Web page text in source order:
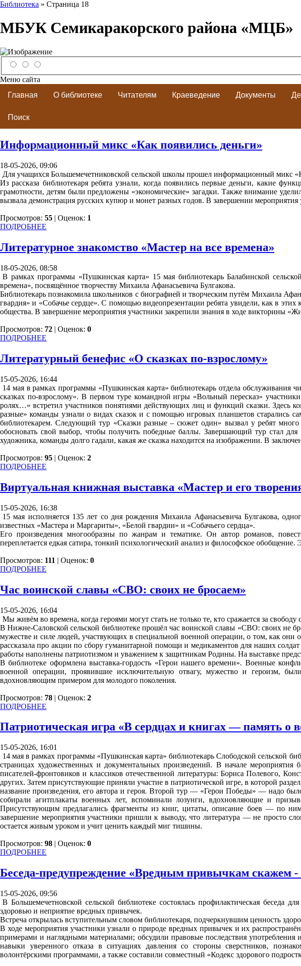
Библиотека » Страница 18
МБУК Семикаракорского района «МЦБ»
Меню сайта
Главная
О библиотеке Читателям Краеведение Документы
Поиск
Информационный микс «Как появились деньги»
18-05-2026, 09:06
Для учащихся Большемечетниковской сельской школы прошел информационный микс
Из рассказа библиотекаря ребята узнали, когда появились первые деньги, какие
грамотности, детям были предложены «экономические» загадки. Также внимание
вызвала демонстрация русских купюр и монет разных годов. В завершении
Просмотров: 55 | Оценок: 1
ПОДРОБНЕЕ
Литературное знакомство «Мастер на все времена»
18-05-2026, 08:58
В рамках программы «Пушкинская карта» 15 мая библиотекарь Балабинской
времена», посвящённое творчеству Михаила Афанасьевича Булгакова.
Библиотекарь познакомила школьников с биографией и творческим путём Михаила
гвардия» и «Собачье сердце». С помощью видеопрезентации ребята увидели, как в
общества. В завершение мероприятия участники закрепили знания в ходе викторины
Просмотров: 72 | Оценок: 0
ПОДРОБНЕЕ
Литературный бенефис «О сказках по-взрослому»
15-05-2026, 16:44
14 мая в рамках программы «Пушкинская карта» библиотекарь отдела обслуживания
сказках по-взрослому». В первом туре командной игры «Вольный пересказ»
ролях…» встретил участников понятиями действующих лиц и функций сказки. Здесь
разные» команды узнали о видах сказок и с помощью игровых планшетов старались
библиотекарем. Следующий тур «Сказки разные – сюжет один» вызвал у ребят
обосновать свой выбор, чтобы получить победные баллы. Завершающий тур стал
художника, команды долго гадали, какая же сказка находится на изображении. В
Просмотров: 95 | Оценок: 2
ПОДРОБНЕЕ
Виртуальная книжная выставка «Мастер и его
15-05-2026, 16:38
15 мая исполняется 135 лет со дня рождения Михаила Афанасьевича Булгакова,
известных «Мастера и Маргариты», «Белой гвардии» и «Собачьего сердца».
Его произведения многообразны по жанрам и тематике. Он автор романов,
переплетается едкая сатира, тонкий психологический анализ и философское обобщение.
Просмотров: 111 | Оценок: 0
ПОДРОБНЕЕ
Час воинской славы «СВО: своих не бросаем»
15-05-2026, 16:04
Мы живём во времена, когда героями могут стать не только те, кто сражается за
В Нижне-Саловской сельской библиотеке прошёл час воинской славы «СВО: своих не
мужестве и силе людей, участвующих в специальной военной операции, о том, как
рассказала про акции по сбору гуманитарной помощи и медикаментов для наших
работы наполнены патриотизмом и уважением к защитникам Родины. На выставке
В библиотеке оформлена выставка-гордость «Герои нашего времени». Военные
военной операции, проявившие исключительную отвагу, мужество и героизм,
вдохновляющим примером для молодого поколения.
Просмотров: 78 | Оценок: 2
ПОДРОБНЕЕ
Патриотическая игра «В сердцах и книгах — память о
15-05-2026, 16:01
14 мая в рамках программы «Пушкинская карта» библиотекарь Слободской сельской
страницах художественных и документальных произведений. В начале
писателей-фронтовиков и классиков отечественной литературы: Бориса Полевого,
других. Затем присутствующие приняли участие в патриотической игре, в которой
название произведения, его автора и героя. Второй тур — «Герои Победы» — надо
собирали агитплакаты военных лет, вспоминали лозунги, вдохновляющие и
Присутствующим предлагались фрагменты из книг, цитаты, описание боев — по
завершение мероприятия участники пришли к выводу, что литература — не просто
остается живым уроком и учит ценить каждый миг тишины.
Просмотров: 98 | Оценок: 0
ПОДРОБНЕЕ
Беседа-предупреждение «Вредным привычкам скажем
15-05-2026, 09:56
В Большемечетновской сельской библиотеке состоялась профилактическая
здоровью и неприятие вредных привычек.
Встреча открылась вступительным словом библиотекаря, подчеркнувшим ценность
В ходе мероприятия участники узнали о природе вредных привычек и их
примерами и наглядными материалами; обсудили правовые последствия
навыки уверенного отказа в ситуациях давления со стороны сверстников,
волонтёрскими программами, а также составили совместный «Кодекс здорового